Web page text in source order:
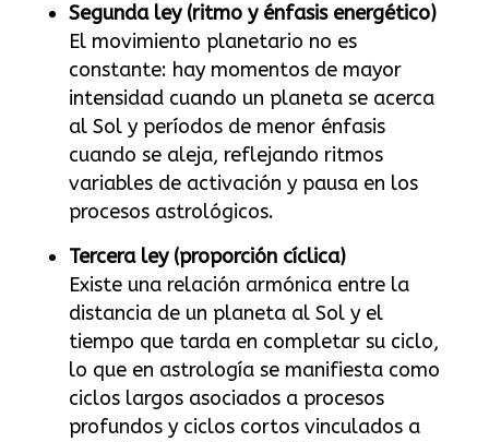
Segunda ley (ritmo y énfasis energético)
El movimiento planetario no es
constante: hay momentos de mayor
intensidad cuando un planeta se acerca
al Sol y períodos de menor énfasis
cuando se aleja, reflejando ritmos
variables de activación y pausa en los
procesos astrológicos.
Tercera ley (proporción cíclica)
Existe una relación armónica entre la
distancia de un planeta al Sol y el
tiempo que tarda en completar su ciclo,
lo que en astrología se manifiesta como
ciclos largos asociados a procesos
profundos y ciclos cortos vinculados a